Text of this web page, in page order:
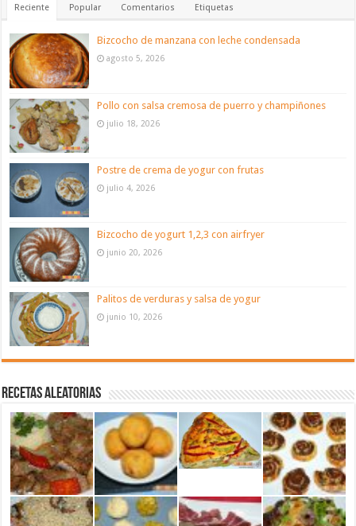
Reciente Popular Comentarios Etiquetas
Bizcocho de manzana con leche condensada
agosto 5, 2026
Pollo con salsa cremosa de puerro y champiñones
julio 18, 2026
Postre de crema de yogur con frutas
julio 4, 2026
Bizcocho de yogurt 1,2,3 con airfryer
junio 20, 2026
Palitos de verduras y salsa de yogur
junio 10, 2026
Recetas aleatorias